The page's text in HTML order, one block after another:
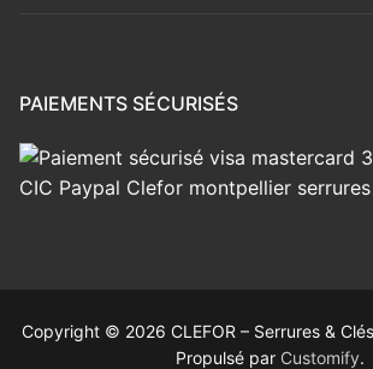
PAIEMENTS SÉCURISÉS
Copyright © 2026 CLEFOR – Serrures &
Propulsé par Customify.